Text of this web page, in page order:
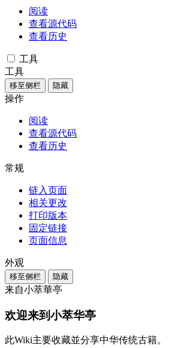
阅读
查看源代码
查看历史
工具
工具
移至侧栏 隐藏
操作
阅读
查看源代码
查看历史
常规
链入页面
相关更改
打印版本
固定链接
页面信息
外观
移至侧栏 隐藏
来自小萃華亭
欢迎来到小萃华亭
此Wiki主要收藏並分享中华传统古籍。